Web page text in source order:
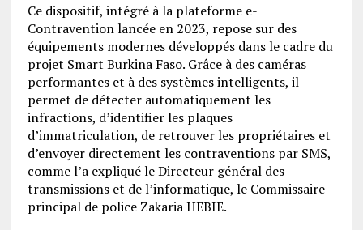
Ce dispositif, intégré à la plateforme e-
Contravention lancée en 2023, repose sur des
équipements modernes développés dans le cadre du
projet Smart Burkina Faso. Grâce à des caméras
performantes et à des systèmes intelligents, il
permet de détecter automatiquement les
infractions, d’identifier les plaques
d’immatriculation, de retrouver les propriétaires et
d’envoyer directement les contraventions par SMS,
comme l’a expliqué le Directeur général des
transmissions et de l’informatique, le Commissaire
principal de police Zakaria HEBIE.